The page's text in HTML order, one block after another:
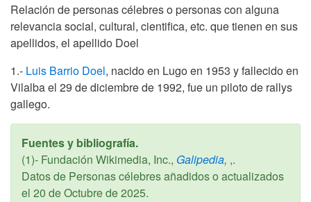
Relación de personas célebres o personas con alguna
relevancia social, cultural, cientifica, etc. que tienen en sus
apellidos, el apellido Doel
1.- Luis Barrio Doel, nacido en Lugo en 1953 y fallecido en
Vilalba el 29 de diciembre de 1992, fue un piloto de rallys
gallego.
Fuentes y bibliografía.
(1)- Fundación Wikimedia, Inc., Galipedia, ,.
Datos de Personas célebres añadidos o actualizados
el 20 de Octubre de 2025.